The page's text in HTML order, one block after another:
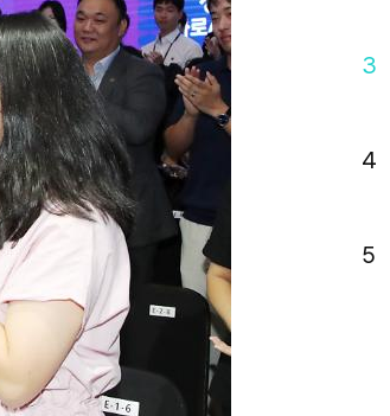
확
대
3
4
5